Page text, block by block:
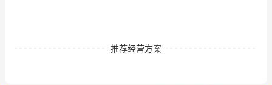
推荐经营方案